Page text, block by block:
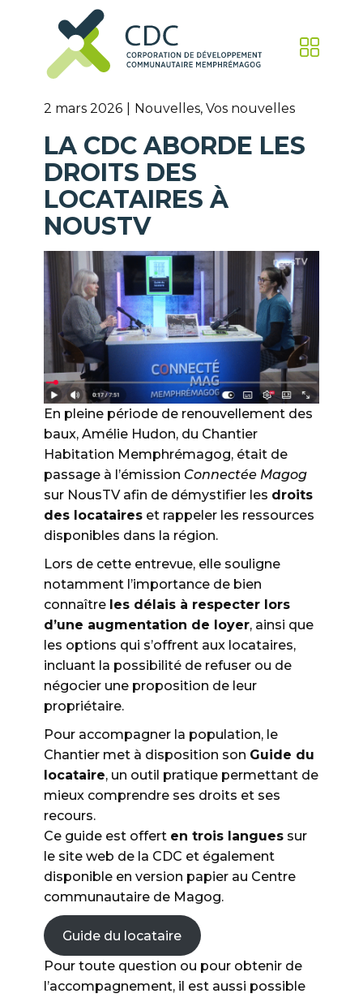
2 mars 2026 Nouvelles, Vos nouvelles
LA CDC ABORDE LES
DROITS DES
LOCATAIRES À
NOUSTV
En pleine période de renouvellement des
baux, Amélie Hudon, du Chantier
Habitation Memphrémagog, était de
passage à l’émission Connectée Magog
sur NousTV afin de démystifier les droits
des locataires et rappeler les ressources
disponibles dans la région.
Lors de cette entrevue, elle souligne
notamment l’importance de bien
connaître les délais à respecter lors
d’une augmentation de loyer, ainsi que
les options qui s’offrent aux locataires,
incluant la possibilité de refuser ou de
négocier une proposition de leur
propriétaire.
Pour accompagner la population, le
Chantier met à disposition son Guide du
locataire, un outil pratique permettant de
mieux comprendre ses droits et ses
recours.
Ce guide est offert en trois langues sur
le site web de la CDC et également
disponible en version papier au Centre
communautaire de Magog.
Guide du locataire
Pour toute question ou pour obtenir de
l’accompagnement, il est aussi possible